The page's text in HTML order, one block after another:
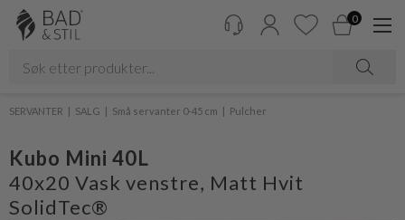
0
SERVANTER SALG Små servanter 0-45 cm Pulcher
Kubo Mini 40L
40x20 Vask venstre, Matt Hvit
SolidTec®